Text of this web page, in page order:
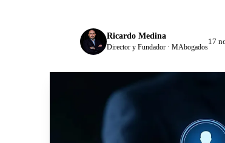
Ricardo Medina
Director y Fundador · MAbogados
17